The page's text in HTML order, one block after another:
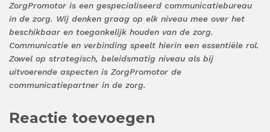
ZorgPromotor is een gespecialiseerd communicatiebureau
in de zorg. Wij denken graag op elk niveau mee over het
beschikbaar en toegankelijk houden van de zorg.
Communicatie en verbinding speelt hierin een essentiële rol.
Zowel op strategisch, beleidsmatig niveau als bij
uitvoerende aspecten is ZorgPromotor de
communicatiepartner in de zorg.
Reactie toevoegen